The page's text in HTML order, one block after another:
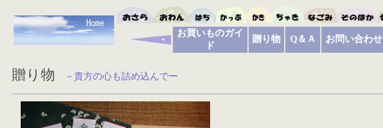
お買いものガイ
ド
贈り物 Q＆Ａ お問い合わせ
贈り物 －貴方の心も詰め込んでー